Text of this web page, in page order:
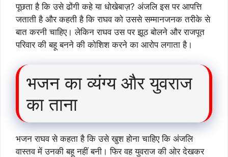
पूछता है कि उसे ढोंगी कहे या धोखेबाज़? अंजलि इस पर आपत्ति
जताती है और कहती है कि राघव को उससे सम्मानजनक तरीके से
बात करनी चाहिए। लेकिन राघव उस पर झूठ बोलने और राजपूत
परिवार की बहू बनने की कोशिश करने का आरोप लगाता है।
भजन का व्यंग्य और युवराज
का ताना
भजन राघव से कहता है कि उसे खुश होना चाहिए कि अंजलि
वास्तव में उनकी बहू नहीं बनी। फिर वह युवराज की ओर देखकर